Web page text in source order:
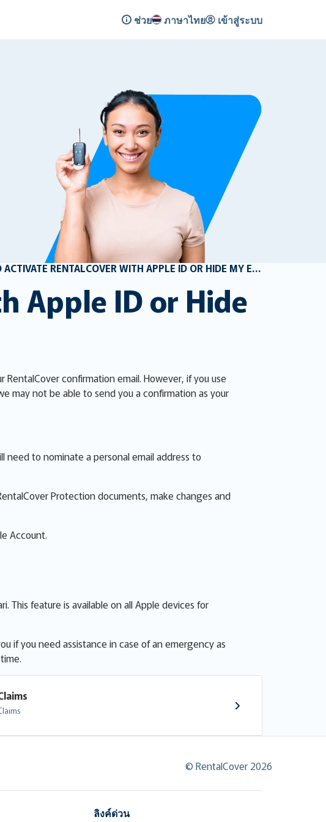
ช่วย ภาษาไทย
เข้าสู่ระบบ
HOW TO ACTIVATE RENTALCOVER WITH APPLE ID OR HIDE MY EMAIL
Apple ID or Hide
confirmation email. However, if you use
may not be able to send you a confirmation as your
need to nominate a personal email address to
Protection documents, make changes and
Account.
This feature is available on all Apple devices for
if you need assistance in case of an emergency as
© RentalCover 2026
ลิงค์ด่วน